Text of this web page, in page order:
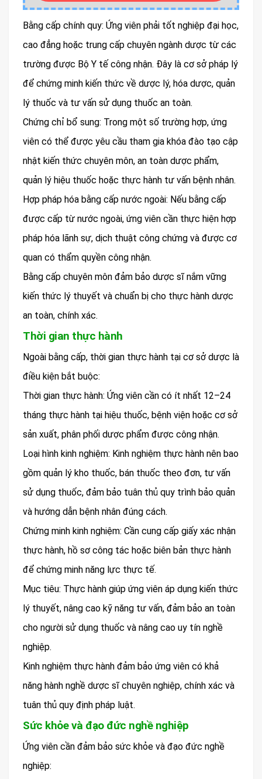
Bằng cấp chính quy: Ứng viên phải tốt nghiệp đại học,
cao đẳng hoặc trung cấp chuyên ngành dược từ các
trường được Bộ Y tế công nhận. Đây là cơ sở pháp lý
để chứng minh kiến thức về dược lý, hóa dược, quản
lý thuốc và tư vấn sử dụng thuốc an toàn.
Chứng chỉ bổ sung: Trong một số trường hợp, ứng
viên có thể được yêu cầu tham gia khóa đào tạo cập
nhật kiến thức chuyên môn, an toàn dược phẩm,
quản lý hiệu thuốc hoặc thực hành tư vấn bệnh nhân.
Hợp pháp hóa bằng cấp nước ngoài: Nếu bằng cấp
được cấp từ nước ngoài, ứng viên cần thực hiện hợp
pháp hóa lãnh sự, dịch thuật công chứng và được cơ
quan có thẩm quyền công nhận.
Bằng cấp chuyên môn đảm bảo dược sĩ nắm vững
kiến thức lý thuyết và chuẩn bị cho thực hành dược
an toàn, chính xác.
Thời gian thực hành
Ngoài bằng cấp, thời gian thực hành tại cơ sở dược là
điều kiện bắt buộc:
Thời gian thực hành: Ứng viên cần có ít nhất 12–24
tháng thực hành tại hiệu thuốc, bệnh viện hoặc cơ sở
sản xuất, phân phối dược phẩm được công nhận.
Loại hình kinh nghiệm: Kinh nghiệm thực hành nên bao
gồm quản lý kho thuốc, bán thuốc theo đơn, tư vấn
sử dụng thuốc, đảm bảo tuân thủ quy trình bảo quản
và hướng dẫn bệnh nhân đúng cách.
Chứng minh kinh nghiệm: Cần cung cấp giấy xác nhận
thực hành, hồ sơ công tác hoặc biên bản thực hành
để chứng minh năng lực thực tế.
Mục tiêu: Thực hành giúp ứng viên áp dụng kiến thức
lý thuyết, nâng cao kỹ năng tư vấn, đảm bảo an toàn
cho người sử dụng thuốc và nâng cao uy tín nghề
nghiệp.
Kinh nghiệm thực hành đảm bảo ứng viên có khả
năng hành nghề dược sĩ chuyên nghiệp, chính xác và
tuân thủ quy định pháp luật.
Sức khỏe và đạo đức nghề nghiệp
Ứng viên cần đảm bảo sức khỏe và đạo đức nghề
nghiệp: